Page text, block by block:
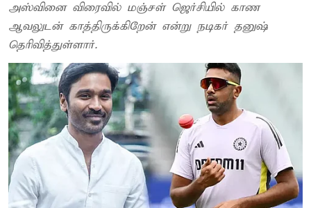
அஸ்வினை விரைவில் மஞ்சள் ஜெர்சியில் காண
ஆவலுடன் காத்திருக்கிறேன் என்று நடிகர் தனுஷ்
தெரிவித்துள்ளார்.